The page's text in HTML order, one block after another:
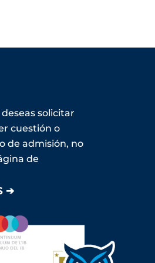
solicitar
cuestión o
de admisión, no
de
➔